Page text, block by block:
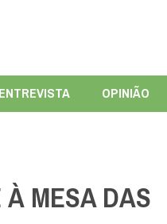
ENTREVISTA OPINIÃO
MESA DAS